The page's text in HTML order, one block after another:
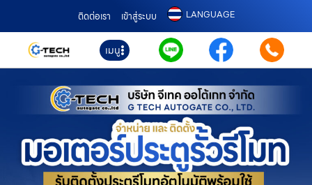
ติดต่อเรา เข้าสู่ระบบ LANGUAGE
เมนู